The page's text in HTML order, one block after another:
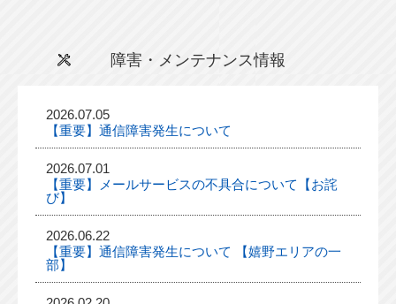
障害・メンテナンス情報
2026.07.05
【重要】通信障害発生について
2026.07.01
【重要】メールサービスの不具合について【お詫
び】
2026.06.22
【重要】通信障害発生について 【嬉野エリアの一
部】